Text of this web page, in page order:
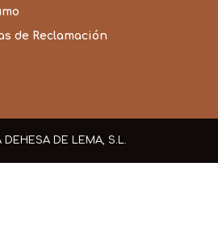
de Reclamación
DE LEMA, S.L.